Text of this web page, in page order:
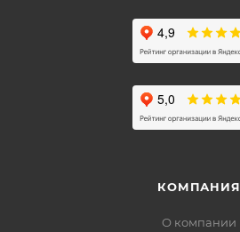
КОМПАНИЯ
О компании